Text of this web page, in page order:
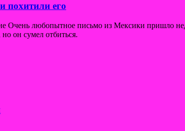
похитили его
любопытное письмо из Мексики пришло
он сумел отбиться.